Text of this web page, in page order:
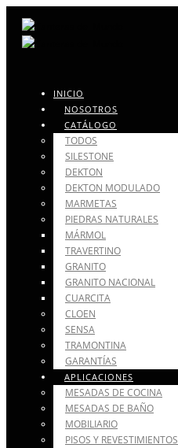
INICIO
NOSOTROS
CATÁLOGO
TODOS
SILESTONE
DEKTON
DEKTON MODULADO
MARMETAS
PIEDRAS NATURALES
MÁRMOL
TRAVERTINO
GRANITO
GRANITO NACIONAL
CUARCITA
CLOEN
SENSA
TRAMONTINA
GARANTÍAS
APLICACIONES
MESADAS DE COCINA
MESADAS DE BAÑO
MOBILIARIO
PISOS Y REVESTIMIENTOS